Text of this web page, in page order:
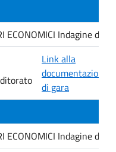
ECONOMICI Indagine
Link alla
documentazione
di gara
ECONOMICI Indagine